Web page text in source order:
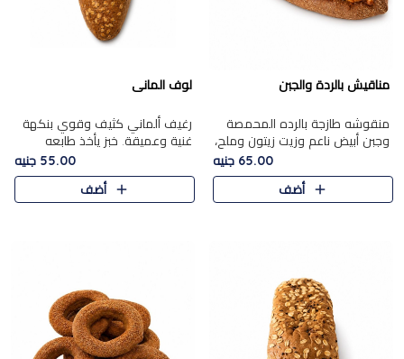
مناقيش بالردة والجبن
منقوشه طازجة بالرده المحمصة
وجبن أبيض ناعم وزيت زيتون وملح،
مباشرة من الفرن.الرده مع نعومة
الجبن فوق عجينة طازجة.
65.00 جنيه
أضف
لوف المانى
رغيف ألماني كثيف وقوي بنكهة
غنية وعميقة. خبز يأخذ طابعه
55.00 جنيه
أضف